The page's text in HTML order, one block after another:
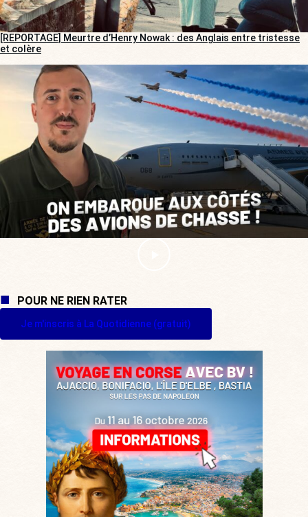
[REPORTAGE] Meurtre d’Henry Nowak : des Anglais entre tristesse
et colère
POUR NE RIEN RATER
Je m'inscris à La Quotidienne (gratuit)